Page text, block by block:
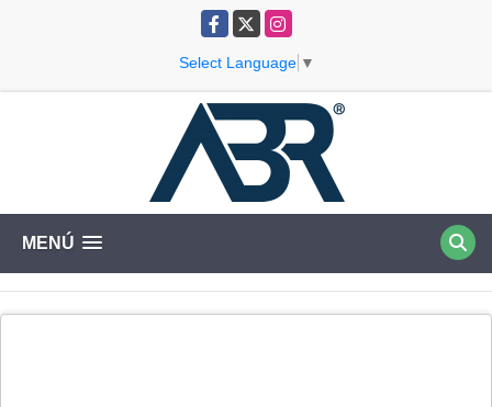
Facebook
X Instagram
Select Language ▼
MENÚ